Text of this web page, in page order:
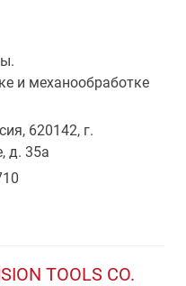
и механообработке
620142, г.
д. 35а
TOOLS CO.